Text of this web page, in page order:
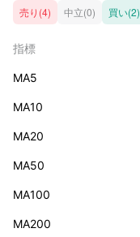
売り(4) 中立(0) 買い(2)
指標
MA5
MA10
MA20
MA50
MA100
MA200